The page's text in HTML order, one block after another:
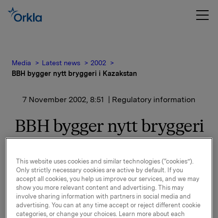
Media Latest news
2002
BBH bygger nytt bryggeri i Kazakstan
7 November 2002, 8:51 | Regulatory information
BBH bygger nytt bryggeri
i Kazakstan
IRBIS er et av de ledende premium ølmerker, og
etableringen i Kazakstan vil bidra til BBHs fortsatt
raske vekst.
For å øke kapasiteten til 0,8 mill. hl øl investerer BBH
This website uses cookies and similar technologies (“cookies”).
Only strictly necessary cookies are active by default. If you
accept all cookies, you help us improve our services, and we may
show you more relevant content and advertising. This may
involve sharing information with partners in social media and
advertising. You can at any time accept or reject different cookie
categories, or change your choices. Learn more about each